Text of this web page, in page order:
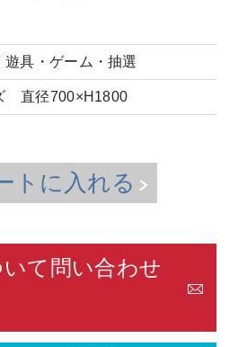
遊具・ゲーム・抽選
直径700×H1800
トに入れる
て問い合わせ